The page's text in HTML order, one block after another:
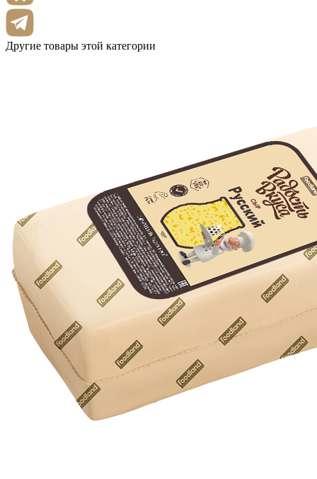
Другие товары этой категории